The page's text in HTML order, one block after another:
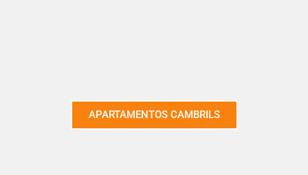
APARTAMENTOS CAMBRILS